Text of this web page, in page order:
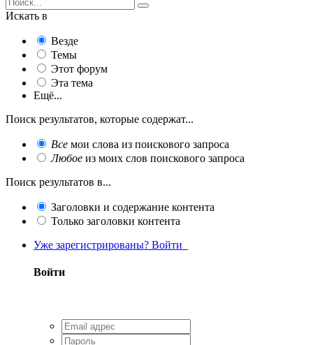
Искать в
Везде
Темы
Этот форум
Эта тема
Ещё...
Поиск результатов, которые содержат...
Все мои слова из поискового запроса
Любое из моих слов поискового запроса
Поиск результатов в...
Заголовки и содержание контента
Только заголовки контента
Уже зарегистрированы? Войти
Войти